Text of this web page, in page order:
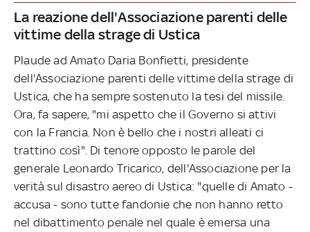
La reazione dell'Associazione parenti delle
vittime della strage di Ustica
Plaude ad Amato Daria Bonfietti, presidente
dell'Associazione parenti delle vittime della strage di
Ustica, che ha sempre sostenuto la tesi del missile.
Ora, fa sapere, "mi aspetto che il Governo si attivi
con la Francia. Non è bello che i nostri alleati ci
trattino così". Di tenore opposto le parole del
generale Leonardo Tricarico, dell'Associazione per la
verità sul disastro aereo di Ustica: "quelle di Amato -
accusa - sono tutte fandonie che non hanno retto
nel dibattimento penale nel quale è emersa una